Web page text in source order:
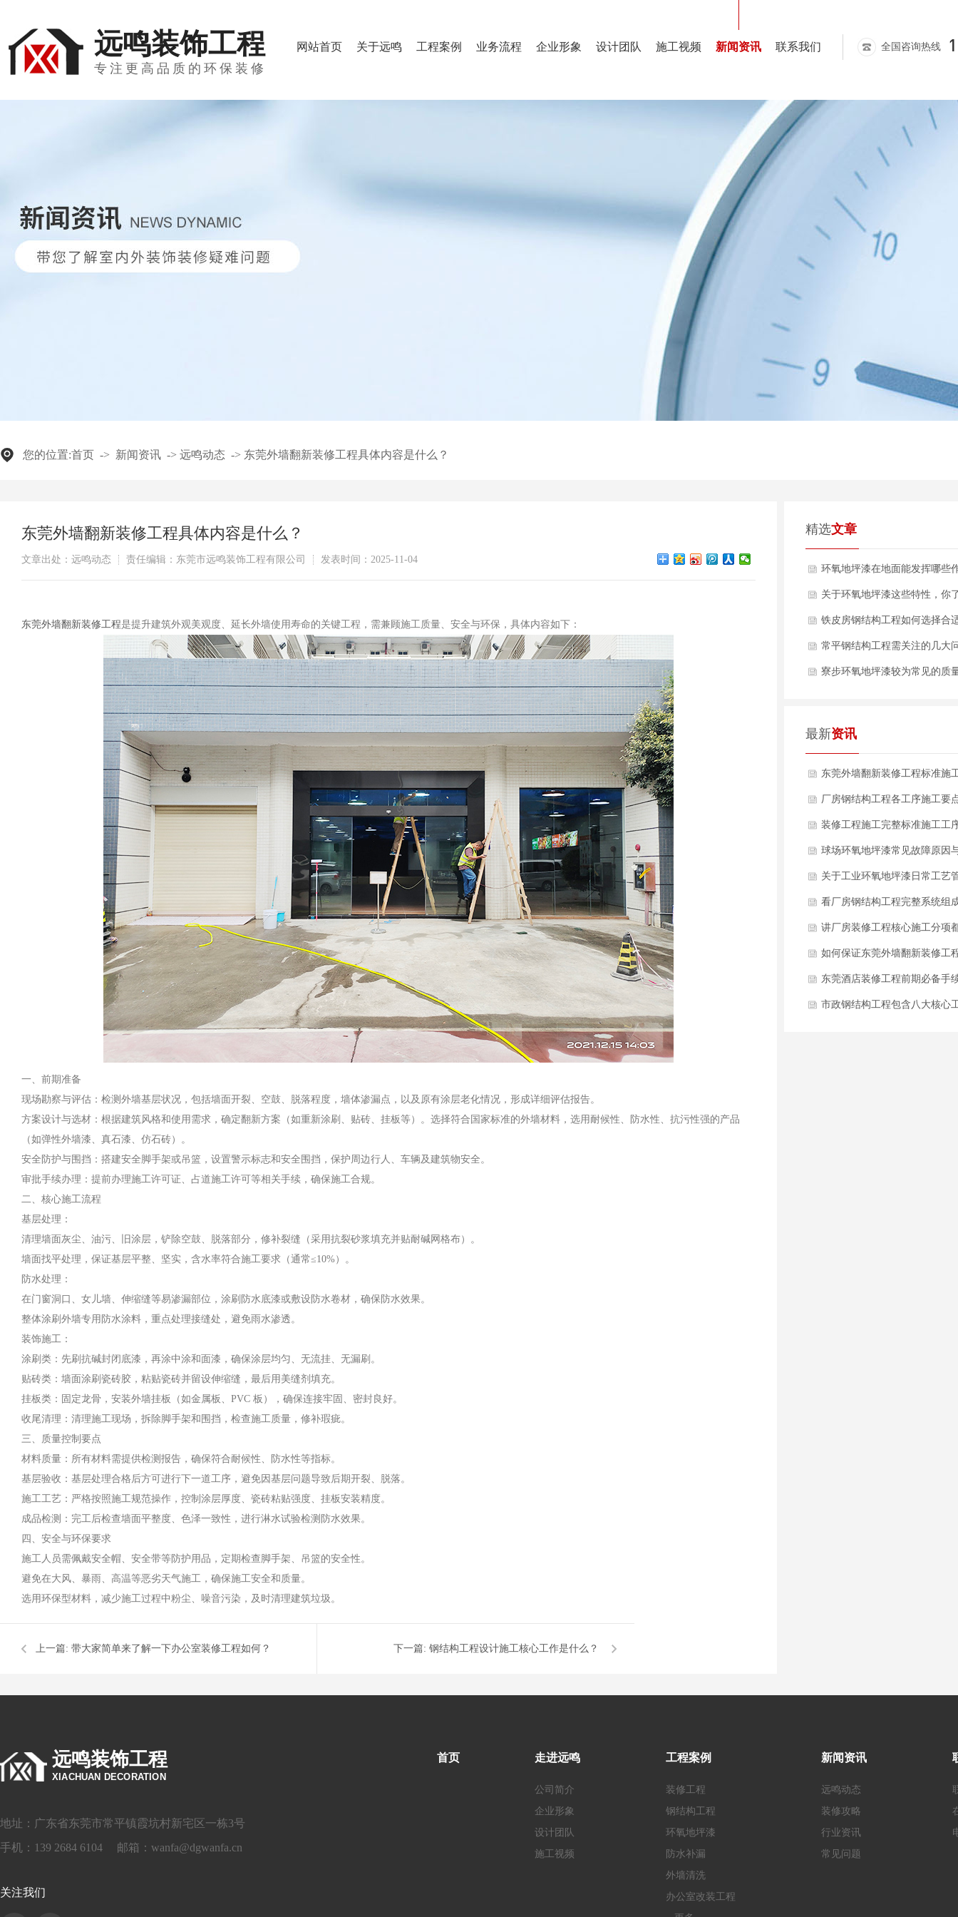
远鸣装饰工程
专注更高品质的环保装修
网站首页 关于远鸣 工程案例 业务流程 企业形象 设计团队 施工视频 新闻资讯 联系我们 全国咨询热线
您的位置:首页 -> 新闻资讯 -> 远鸣动态 -> 东莞外墙翻新装修工程具体内容是什么？
东莞外墙翻新装修工程具体内容是什么？
文章出处：远鸣动态 责任编辑：东莞市远鸣装饰工程有限公司 发表时间：2025-11-04
东莞外墙翻新装修工程是提升建筑外观美观度、延长外墙使用寿命的关键工程，需兼顾施工质量、安全与环保，具体内容如下：
一、前期准备
现场勘察与评估：检测外墙基层状况，包括墙面开裂、空鼓、脱落程度，墙体渗漏点，以及原有涂层老化情况，形成详细评估报告。
方案设计与选材：根据建筑风格和使用需求，确定翻新方案（如重新涂刷、贴砖、挂板等）。选择符合国家标准的外墙材料，选用耐候性、防水性、抗污性强的产品
（如弹性外墙漆、真石漆、仿石砖）。
安全防护与围挡：搭建安全脚手架或吊篮，设置警示标志和安全围挡，保护周边行人、车辆及建筑物安全。
审批手续办理：提前办理施工许可证、占道施工许可等相关手续，确保施工合规。
二、核心施工流程
基层处理：
清理墙面灰尘、油污、旧涂层，铲除空鼓、脱落部分，修补裂缝（采用抗裂砂浆填充并贴耐碱网格布）。
墙面找平处理，保证基层平整、坚实，含水率符合施工要求（通常≤10%）。
防水处理：
在门窗洞口、女儿墙、伸缩缝等易渗漏部位，涂刷防水底漆或敷设防水卷材，确保防水效果。
整体涂刷外墙专用防水涂料，重点处理接缝处，避免雨水渗透。
装饰施工：
涂刷类：先刷抗碱封闭底漆，再涂中涂和面漆，确保涂层均匀、无流挂、无漏刷。
贴砖类：墙面涂刷瓷砖胶，粘贴瓷砖并留设伸缩缝，最后用美缝剂填充。
挂板类：固定龙骨，安装外墙挂板（如金属板、PVC 板），确保连接牢固、密封良好。
收尾清理：清理施工现场，拆除脚手架和围挡，检查施工质量，修补瑕疵。
三、质量控制要点
材料质量：所有材料需提供检测报告，确保符合耐候性、防水性等指标。
基层验收：基层处理合格后方可进行下一道工序，避免因基层问题导致后期开裂、脱落。
施工工艺：严格按照施工规范操作，控制涂层厚度、瓷砖粘贴强度、挂板安装精度。
成品检测：完工后检查墙面平整度、色泽一致性，进行淋水试验检测防水效果。
四、安全与环保要求
施工人员需佩戴安全帽、安全带等防护用品，定期检查脚手架、吊篮的安全性。
避免在大风、暴雨、高温等恶劣天气施工，确保施工安全和质量。
选用环保型材料，减少施工过程中粉尘、噪音污染，及时清理建筑垃圾。
上一篇: 带大家简单来了解一下办公室装修工程如何？ 下一篇: 钢结构工程设计施工核心工作是什么？
精选文章
环氧地坪漆在地面能发挥哪些
用？
关于环氧地坪漆这些特性，你
多少？
铁皮房钢结构工程如何选择合
建材
常平钢结构工程需关注的几大
寮步环氧地坪漆较为常见的质
最新资讯
东莞外墙翻新装修工程标准施
艺流程都有哪些？
厂房钢结构工程各工序施工要
什么？
装修工程施工完整标准施工工
什么？
球场环氧地坪漆常见故障原因
决方案是什么？
关于工业环氧地坪漆日常工艺
要点有哪些？
看厂房钢结构工程完整系统组
哪些部分？
讲厂房装修工程核心施工分项
哪些？
如何保证东莞外墙翻新装修工
量？
东莞酒店装修工程前期必备手
什么？
市政钢结构工程包含八大核心
远鸣装饰工程
XIACHUAN DECORATION
地址：广东省东莞市常平镇霞坑村新宅区一栋3号
手机：139 2684 6104 邮箱：wanfa@dgwanfa.cn
关注我们
首页 走进远鸣
公司简介
企业形象
设计团队
施工视频
工程案例
装修工程
钢结构工程
环氧地坪漆
防水补漏
外墙清洗
办公室改装工程
新闻资讯
远鸣动态
装修攻略
行业资讯
常见问题